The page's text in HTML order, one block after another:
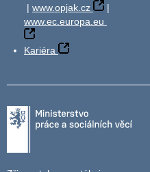
| www.opjak.cz
|
www.ec.europa.eu
Kariéra